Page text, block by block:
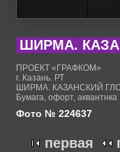
ШИРМА.
ПРОЕКТ «ГРАФКОМ»
г. Казань. РТ
ШИРМА. КАЗАНСКИЙ
Бумага, офорт, аквантнка
Фото № 224637
первая